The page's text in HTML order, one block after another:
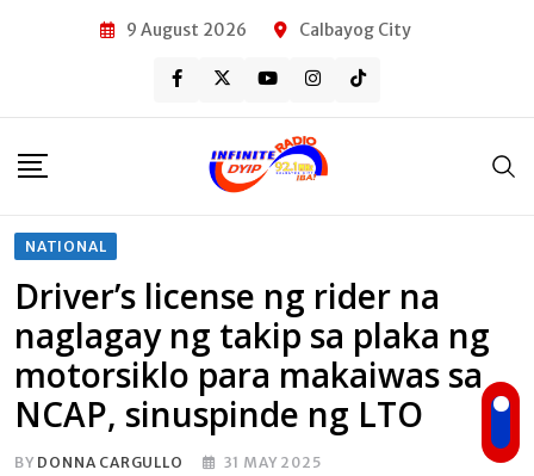
9 August 2026 Calbayog City
NATIONAL
Driver’s license ng rider na
naglagay ng takip sa plaka ng
motorsiklo para makaiwas sa
NCAP, sinuspinde ng LTO
BY DONNA CARGULLO 31 MAY 2025